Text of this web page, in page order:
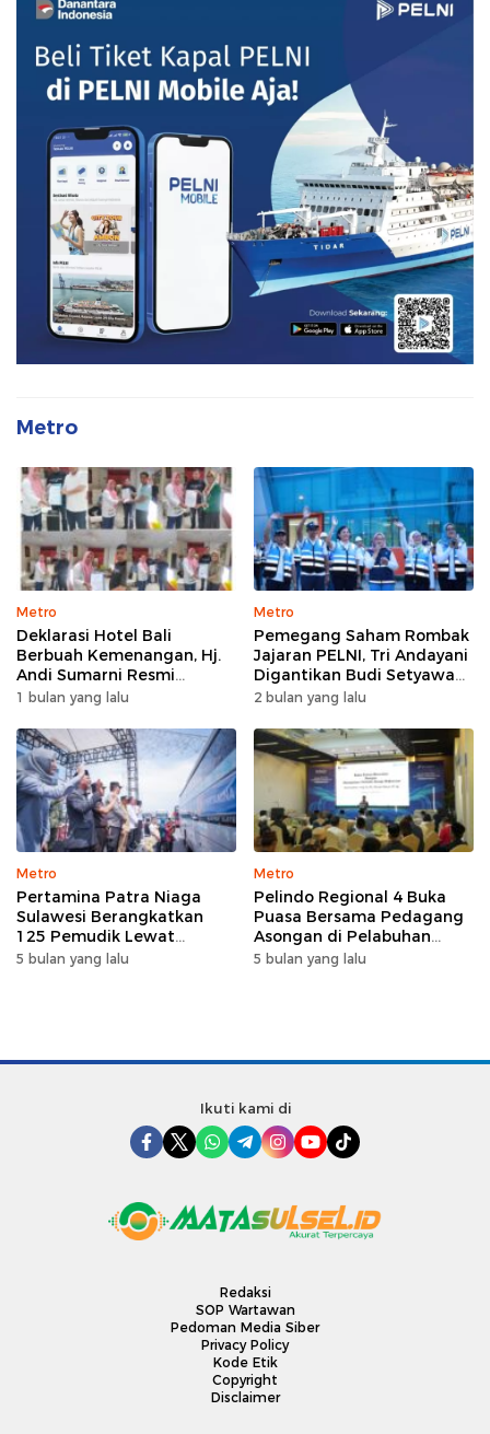
Metro
Metro
Deklarasi Hotel Bali
Berbuah Kemenangan, Hj.
Andi Sumarni Resmi
Nahkodai DPW FK PKBM
1 bulan yang lalu
Metro
Pemegang Saham Rombak
Jajaran PELNI, Tri Andayani
Digantikan Budi Setyawan
Wijaya sebagai Dirut
2 bulan yang lalu
Metro
Pertamina Patra Niaga
Sulawesi Berangkatkan
125 Pemudik Lewat
Program Mudik Gratis
5 bulan yang lalu
Metro
Pelindo Regional 4 Buka
Puasa Bersama Pedagang
Asongan di Pelabuhan
Makassar, Perkuat
5 bulan yang lalu
Ikuti kami di
Redaksi
SOP Wartawan
Pedoman Media Siber
Privacy Policy
Kode Etik
Copyright
Disclaimer